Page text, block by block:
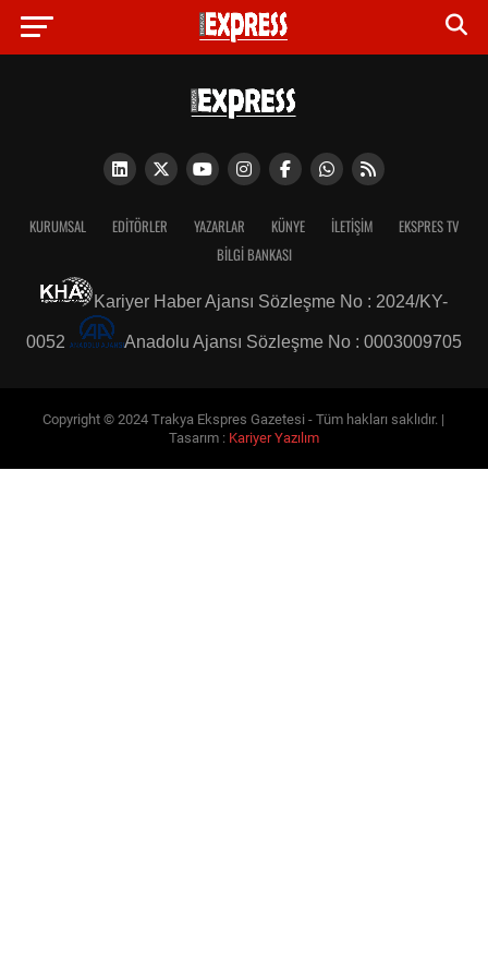
KURUMSAL EDITÖRLER YAZARLAR KÜNYE İLETIŞIM
EKSPRES TV
BİLGİ BANKASI
Kariyer Haber Ajansı Sözleşme No : 2024/KY-
0052 Anadolu Ajansı Sözleşme No : 0003009705
Copyright © 2024 Trakya Ekspres Gazetesi - Tüm hakları saklıdır. |
Tasarım : Kariyer Yazılım